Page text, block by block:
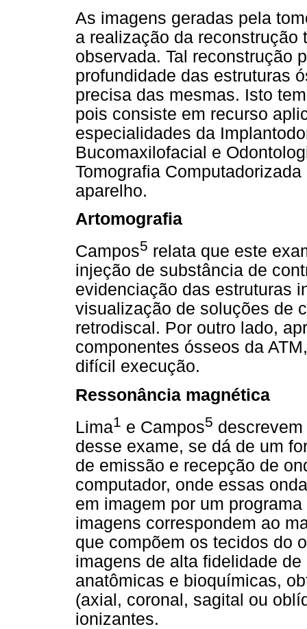
As imagens geradas pela
a realização da reconstrução
observada. Tal reconstrução
profundidade das estruturas
precisa das mesmas. Isto
pois consiste em recurso
especialidades da
Bucomaxilofacial e
Tomografia
aparelho.
Artomografia
Campos5 relata que este
injeção de substância de
evidenciação das estruturas
visualização de soluções de
retrodiscal. Por outro lado,
componentes ósseos da
difícil execução.
Ressonância magnética
Lima1 e Campos5
desse exame, se dá de um
de emissão e recepção de
computador, onde essas
em imagem por um
imagens correspondem ao
que compõem os tecidos do
imagens de alta fidelidade
anatômicas e bioquímicas,
(axial, coronal, sagital ou
ionizantes.